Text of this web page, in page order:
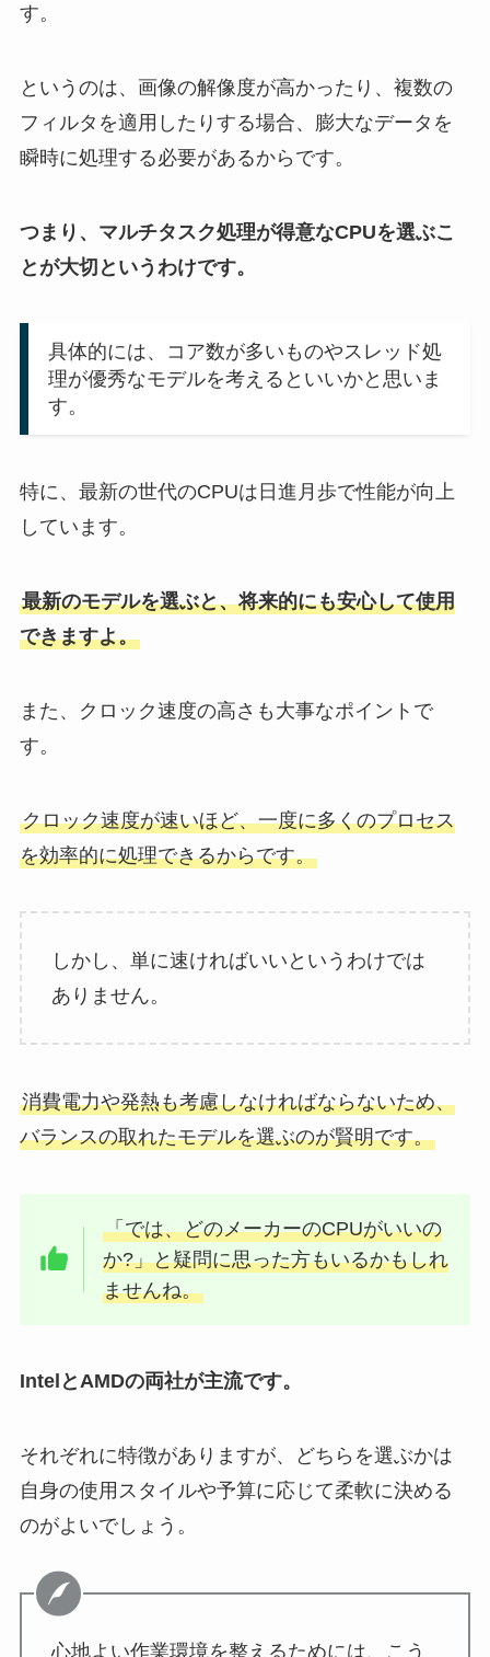
す。
というのは、画像の解像度が高かったり、複数の
フィルタを適用したりする場合、膨大なデータを
瞬時に処理する必要があるからです。
つまり、マルチタスク処理が得意なCPUを選ぶこ
とが大切というわけです。
具体的には、コア数が多いものやスレッド処
理が優秀なモデルを考えるといいかと思いま
す。
特に、最新の世代のCPUは日進月歩で性能が向上
しています。
最新のモデルを選ぶと、将来的にも安心して使用
できますよ。
また、クロック速度の高さも大事なポイントで
す。
クロック速度が速いほど、一度に多くのプロセス
を効率的に処理できるからです。
しかし、単に速ければいいというわけでは
ありません。
消費電力や発熱も考慮しなければならないため、
バランスの取れたモデルを選ぶのが賢明です。
「では、どのメーカーのCPUがいいの
か?」と疑問に思った方もいるかもしれ
ませんね。
IntelとAMDの両社が主流です。
それぞれに特徴がありますが、どちらを選ぶかは
自身の使用スタイルや予算に応じて柔軟に決める
のがよいでしょう。
心地よい作業環境を整えるためには、こう